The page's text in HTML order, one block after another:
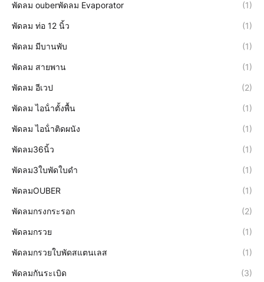
พัดลม ouberพัดลม Evaporator (1)
พัดลม ท่อ 12 นิ้ว (1)
พัดลม มีบานพับ (1)
พัดลม สายพาน (1)
พัดลม อีเวป (2)
พัดลม ไอน้ําตั้งพื้น (1)
พัดลม ไอน้ําติดผนัง (1)
พัดลม36นิ้ว (1)
พัดลม3ใบพัดใบดำ (1)
พัดลมOUBER (1)
พัดลมกรงกระรอก (2)
พัดลมกรวย (1)
พัดลมกรวยใบพัดสแตนเลส (1)
พัดลมกันระเบิด (3)